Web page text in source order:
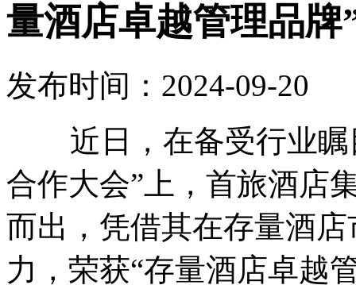
量酒店卓越管理品牌
发布时间：2024-09-20
近日，在备受行业瞩
合作大会”上，首旅酒店
而出，凭借其在存量酒
力，荣获“存量酒店卓越